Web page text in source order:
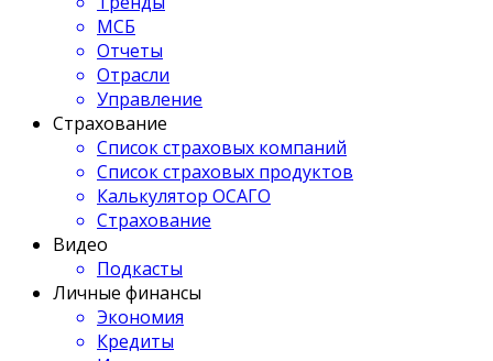
МСБ
Отчеты
Отрасли
Управление
Страхование
Список страховых компаний
Список страховых продуктов
Калькулятор ОСАГО
Страхование
Видео
Подкасты
Личные финансы
Экономия
Кредиты